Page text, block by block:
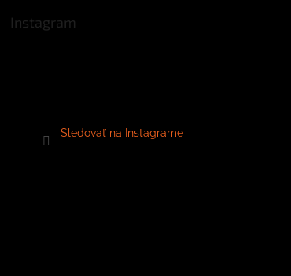
Instagram
Sledovať na Instagrame